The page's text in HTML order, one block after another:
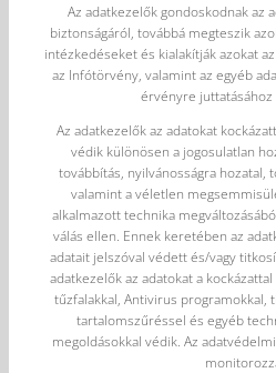
Az adatkezelők gondoskodnak az
biztonságáról, továbbá megteszik
intézkedéseket és kialakítják azokat
az Infótörvény, valamint az egyéb
érvényre juttatásához
Az adatkezelők az adatokat
védik különösen a jogosulatlan
továbbítás, nyilvánosságra hozatal,
valamint a véletlen
alkalmazott technika
válás ellen. Ennek keretében az
adatait jelszóval védett és/vagy
adatkezelők az adatokat a
tűzfalakkal, Antivirus programokkal,
tartalomszűréssel és egyéb
megoldásokkal védik. Az